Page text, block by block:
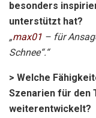
besonders
unterstützt hat?
„max01 – für
Schnee“.“
> Welche
Szenarien für den
weiterentwickelt?